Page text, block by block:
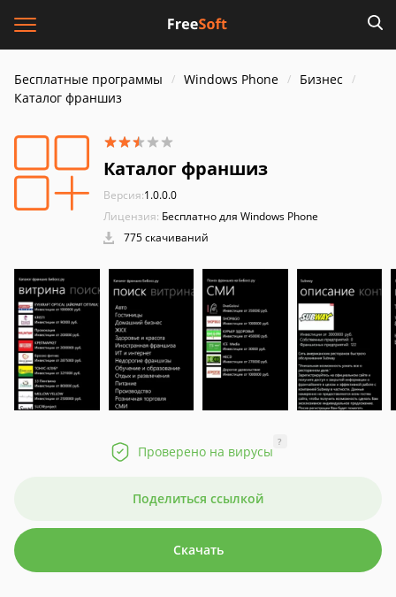
Бесплатные программы Windows Phone
Бизнес
Каталог франшиз
Каталог франшиз
Версия:1.0.0.0
Лицензия: Бесплатно для Windows Phone
775 скачиваний
Проверено на вирусы
?
Поделиться ссылкой
Скачать